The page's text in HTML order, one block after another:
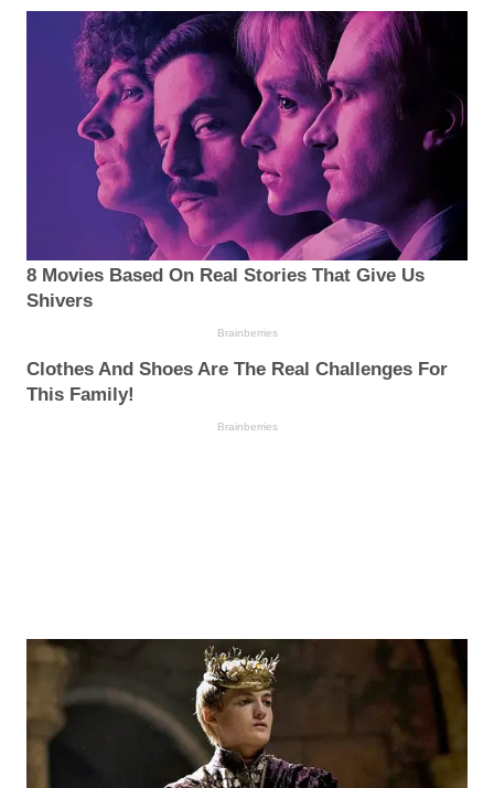
8 Movies Based On Real Stories That Give Us
Shivers
Brainberries
Clothes And Shoes Are The Real Challenges For
This Family!
Brainberries